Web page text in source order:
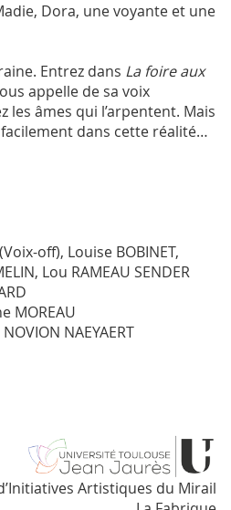
Dora, une voyante et une
Entrez dans La foire aux
appelle de sa voix
les âmes qui l’arpentent. Mais
dans cette réalité…
off), Louise BOBINET,
Lou RAMEAU SENDER
MOREAU
NAEYAERT
Artistiques du Mirail